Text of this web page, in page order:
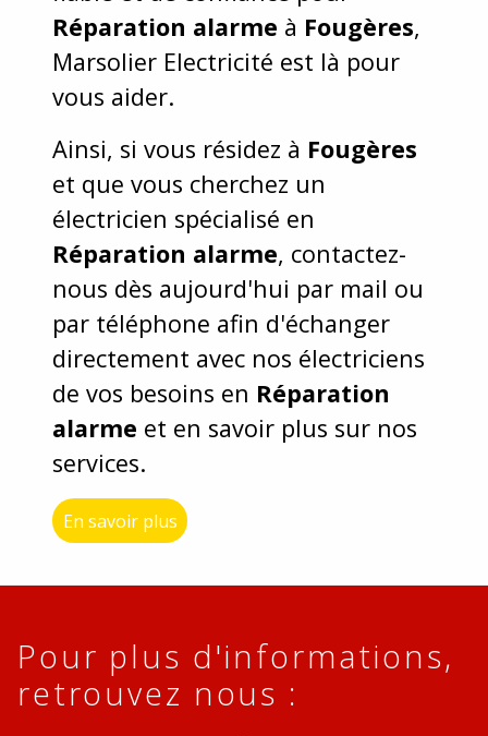
Réparation alarme à Fougères,
Marsolier Electricité est là pour
vous aider.
Ainsi, si vous résidez à Fougères
et que vous cherchez un
électricien spécialisé en
Réparation alarme, contactez-
nous dès aujourd'hui par mail ou
par téléphone afin d'échanger
directement avec nos électriciens
de vos besoins en Réparation
alarme et en savoir plus sur nos
services.
En savoir plus
Pour plus d'informations,
retrouvez nous :